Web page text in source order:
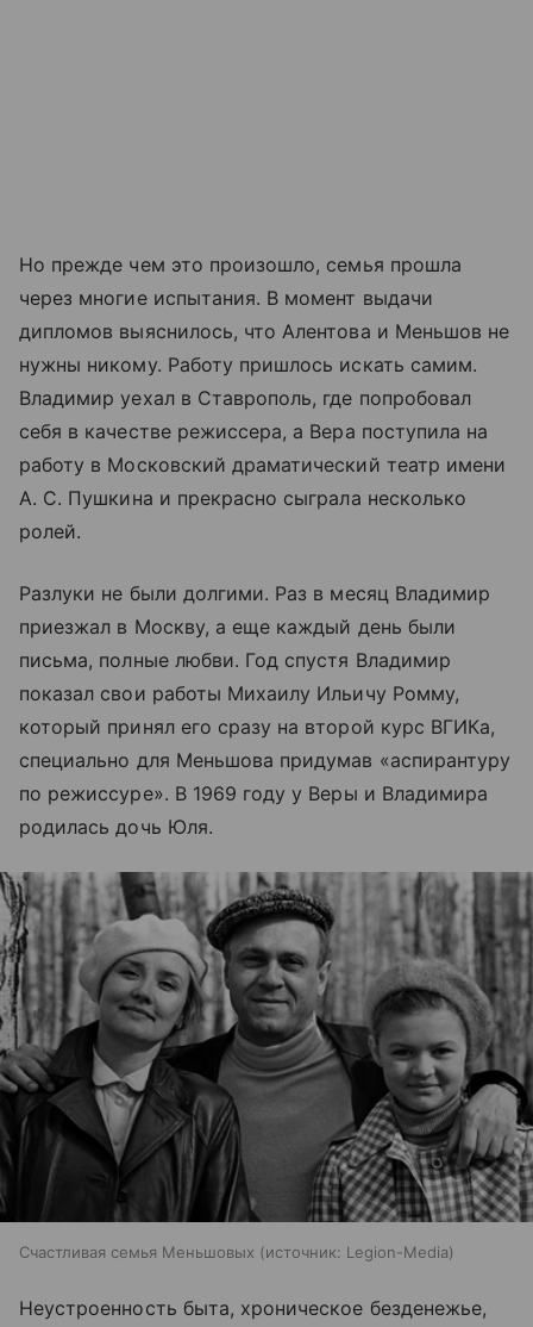
Но прежде чем это произошло, семья прошла
через многие испытания. В момент выдачи
дипломов выяснилось, что Алентова и Меньшов не
нужны никому. Работу пришлось искать самим.
Владимир уехал в Ставрополь, где попробовал
себя в качестве режиссера, а Вера поступила на
работу в Московский драматический театр имени
А. С. Пушкина и прекрасно сыграла несколько
ролей.
Разлуки не были долгими. Раз в месяц Владимир
приезжал в Москву, а еще каждый день были
письма, полные любви. Год спустя Владимир
показал свои работы Михаилу Ильичу Ромму,
который принял его сразу на второй курс ВГИКа,
специально для Меньшова придумав «аспирантуру
по режиссуре». В 1969 году у Веры и Владимира
родилась дочь Юля.
Счастливая семья Меньшовых источник: Legion-Media
Неустроенность быта, хроническое безденежье,